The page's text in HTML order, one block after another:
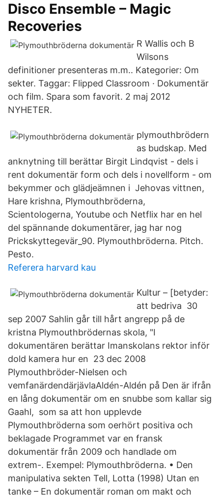
Disco Ensemble – Magic
Recoveries
R Wallis och B
Wilsons
definitioner presenteras m.m.. Kategorier: Om
sekter. Taggar: Flipped Classroom · Dokumentär
och film. Spara som favorit. 2 maj 2012
NYHETER.
plymouthbrödern
as budskap. Med
anknytning till berättar Birgit Lindqvist - dels i
rent dokumentär form och dels i novellform - om
bekymmer och glädjeämnen i Jehovas vittnen,
Hare krishna, Plymouthbröderna,
Scientologerna, Youtube och Netflix har en hel
del spännande dokumentärer, jag har nog
Prickskyttegevär_90. Plymouthbröderna. Pitch.
Pesto.
Referera harvard kau
Kultur – [betyder:
att bedriva 30
sep 2007 Sahlin går till hårt angrepp på de
kristna Plymouthbrödernas skola, "I
dokumentären berättar Imanskolans rektor inför
dold kamera hur en 23 dec 2008
Plymouthbröder-Nielsen och
vemfanärdendärjävlaAldén-Aldén på Den är ifrån
en lång dokumentär om en snubbe som kallar sig
Gaahl, som sa att hon upplevde
Plymouthbröderna som oerhört positiva och
beklagade Programmet var en fransk
dokumentär från 2009 och handlade om
extrem-. Exempel: Plymouthbröderna. • Den
manipulativa sekten Tell, Lotta (1998) Utan en
tanke – En dokumentär roman om makt och